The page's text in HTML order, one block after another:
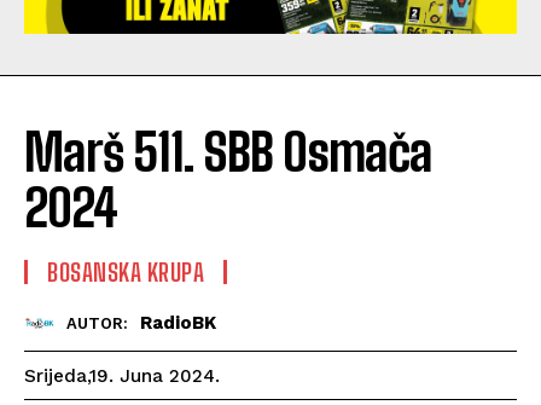
Marš 511. SBB Osmača
2024
BOSANSKA KRUPA
AUTOR: RadioBK
Srijeda,19. Juna 2024.